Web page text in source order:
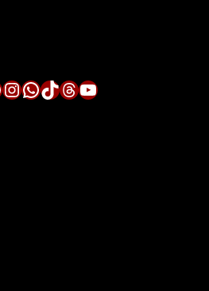
InstagramWhatsApp TikTok Threads YouTube